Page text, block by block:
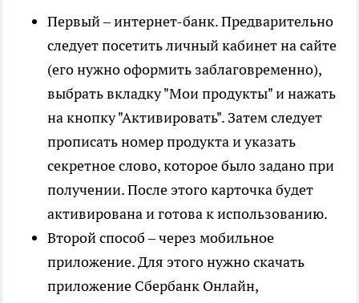
Первый – интернет-банк. Предварительно
следует посетить личный кабинет на сайте
(его нужно оформить заблаговременно),
выбрать вкладку "Мои продукты" и нажать
на кнопку "Активировать". Затем следует
прописать номер продукта и указать
секретное слово, которое было задано при
получении. После этого карточка будет
активирована и готова к использованию.
Второй способ – через мобильное
приложение. Для этого нужно скачать
приложение Сбербанк Онлайн,